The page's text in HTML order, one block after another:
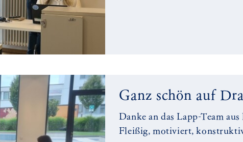
Ganz schön auf
Danke an das Lapp-Team
Fleißig, motiviert,